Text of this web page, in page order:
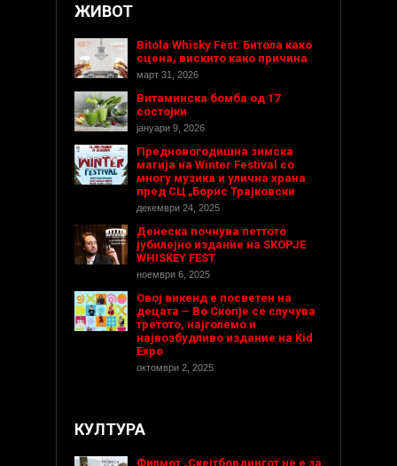
ЖИВОТ
Bitola Whisky Fest: Битола како
сцена, вискито како причина
март 31, 2026
Витаминска бомба од 17
состојки
јануари 9, 2026
Предновогодишнa зимска
магија на Winter Festival со
многу музика и улична храна
пред СЦ „Борис Трајковски
декември 24, 2025
Денеска почнува петтото
јубилејно издание на SKOPJE
WHISKEY FEST
ноември 6, 2025
Овој викенд е посветен на
децата – Во Скопје се случува
третото, најголемо и
највозбудливо издание на Kid
Expo
октомври 2, 2025
КУЛТУРА
Филмот „Скејтбордингот не е за